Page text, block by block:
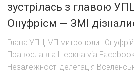
зустрілась з главою
Онуфрієм — ЗМІ
Глава УПЦ МП митрополит
Православна Церква via
Незалежності делегація